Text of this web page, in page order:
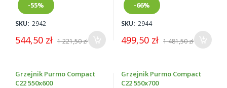
-55%
SKU: 2942
544,50 zł 1 221,50 zł
-66%
SKU: 2944
499,50 zł 1 481,50 zł
Grzejnik Purmo Compact
C22 550x600
Grzejnik Purmo Compact
C22 550x700